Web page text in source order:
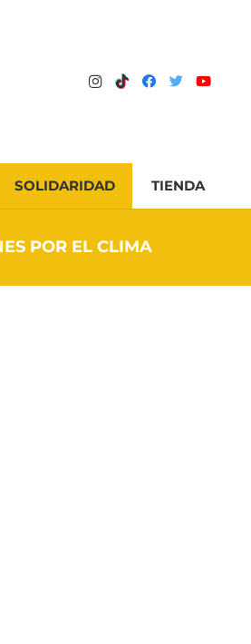
SOLIDARIDAD TIENDA
POR EL CLIMA